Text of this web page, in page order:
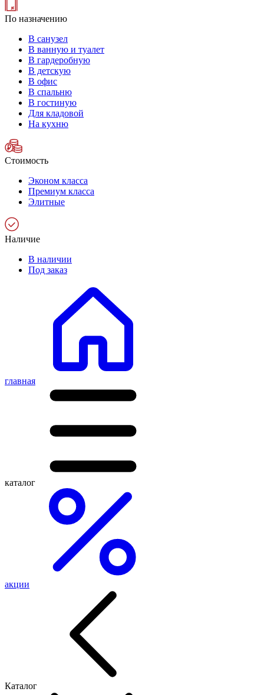
По назначению
В санузел
В ванную и туалет
В гардеробную
В детскую
В офис
В спальню
В гостиную
Для кладовой
На кухню
Стоимость
Эконом класса
Премиум класса
Элитные
Наличие
В наличии
Под заказ
главная
каталог
акции
Каталог